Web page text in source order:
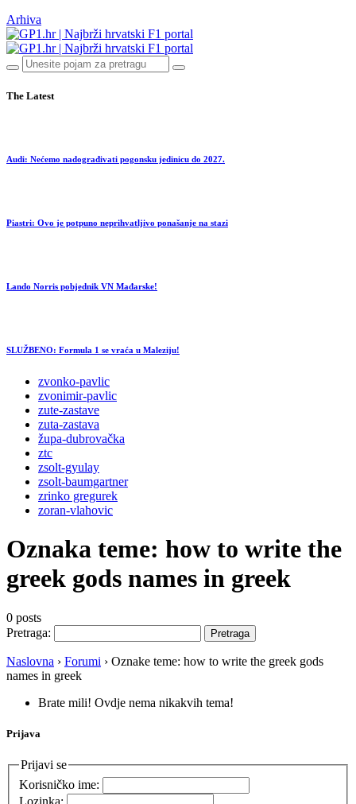
Arhiva
The Latest
Audi: Nećemo nadograđivati pogonsku jedinicu do 2027.
Piastri: Ovo je potpuno neprihvatljivo ponašanje na stazi
Lando Norris pobjednik VN Mađarske!
SLUŽBENO: Formula 1 se vraća u Maleziju!
zvonko-pavlic
zvonimir-pavlic
zute-zastave
zuta-zastava
župa-dubrovačka
ztc
zsolt-gyulay
zsolt-baumgartner
zrinko gregurek
zoran-vlahovic
Oznaka teme: how to write the
greek gods names in greek
0 posts
Pretraga:
Naslovna › Forumi › Oznake teme: how to write the greek gods
names in greek
Brate mili! Ovdje nema nikakvih tema!
Prijava
Prijavi se
Korisničko ime:
Lozinka: